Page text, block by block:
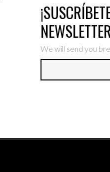
We will send you